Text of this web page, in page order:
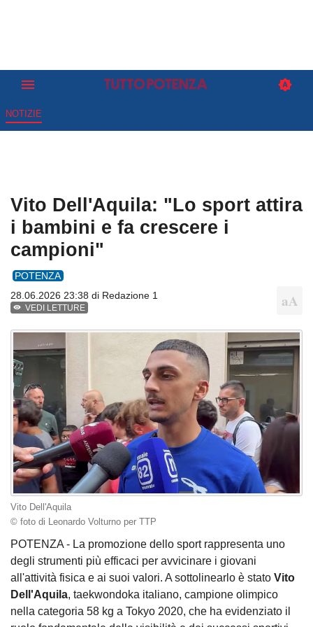
NOTIZIE
Vito Dell'Aquila: "Lo sport attira
i bambini e fa crescere i
campioni"
POTENZA
28.06.2026 23:38 di Redazione 1
VEDI LETTURE
Vito Dell'Aquila
© foto di Leonardo Volturno per TTP
POTENZA - La promozione dello sport rappresenta uno
degli strumenti più efficaci per avvicinare i giovani
all'attività fisica e ai suoi valori. A sottolinearlo è stato Vito
Dell'Aquila, taekwondoka italiano, campione olimpico
nella categoria 58 kg a Tokyo 2020, che ha evidenziato il